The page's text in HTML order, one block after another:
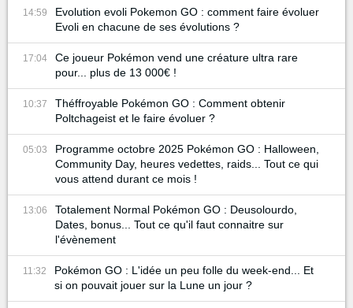
14:59
Evolution evoli Pokemon GO : comment faire évoluer
Evoli en chacune de ses évolutions ?
17:04
Ce joueur Pokémon vend une créature ultra rare
pour... plus de 13 000€ !
10:37
Théffroyable Pokémon GO : Comment obtenir
Poltchageist et le faire évoluer ?
05:03
Programme octobre 2025 Pokémon GO : Halloween,
Community Day, heures vedettes, raids... Tout ce qui
vous attend durant ce mois !
13:06
Totalement Normal Pokémon GO : Deusolourdo,
Dates, bonus... Tout ce qu'il faut connaitre sur
l'évènement
11:32
Pokémon GO : L'idée un peu folle du week-end... Et
si on pouvait jouer sur la Lune un jour ?